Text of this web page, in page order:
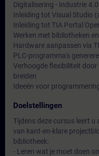
Digitalisering - Industrie 4.0
Inleiding tot Visual Studio
Inleiding tot TIA Portal
Werken met bibliotheken
Hardware aanpassen via
PLC-programma's
Verhoogde flexibiliteit
breiden
Ideeën voor
Doelstellingen
Tijdens deze cursus leert u
van kant-en-klare
bibliotheek:
- Leren wat je moet doen